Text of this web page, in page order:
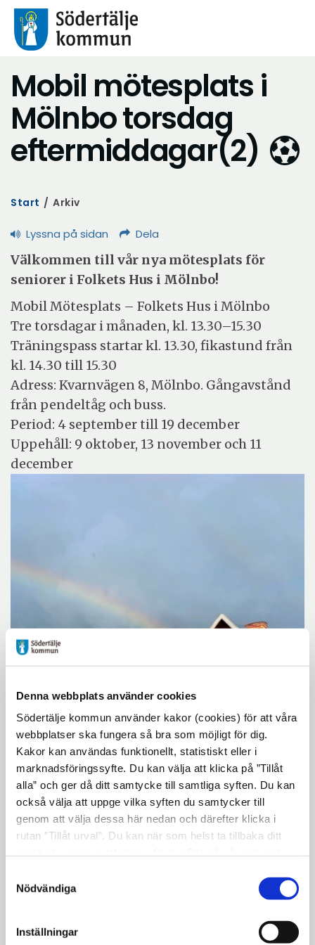
Denna webbplats använder cookies
Södertälje kommun använder kakor (cookies) för att våra
webbplatser ska fungera så bra som möjligt för dig.
Kakor kan användas funktionellt, statistiskt eller i
marknadsföringssyfte. Du kan välja att klicka på ”Tillåt
alla” och ger då ditt samtycke till samtliga syften. Du kan
också välja att uppge vilka syften du samtycker till
genom att välja dessa här nedan och därefter klicka i
rutan ”Tillåt urval”. Du kan när som helst ta tillbaka ditt
"Visa detaljer" kan du läsa om hur kakorna används och
hur vi och våra leverantörer inhämtar och behandlar
Nödvändiga
Inställningar
Mobil mötesplats i
Mölnbo torsdag
eftermiddagar(2)
Start / Arkiv
Lyssna på sidan Dela
Välkommen till vår nya mötesplats för
seniorer i Folkets Hus i Mölnbo!
Mobil Mötesplats – Folkets Hus i Mölnbo
Tre torsdagar i månaden, kl. 13.30–15.30
Träningspass startar kl. 13.30, fikastund från
kl. 14.30 till 15.30
Adress: Kvarnvägen 8, Mölnbo. Gångavstånd
från pendeltåg och buss.
Period: 4 september till 19 december
Uppehåll: 9 oktober, 13 november och 11
december
Evenemangsinformation